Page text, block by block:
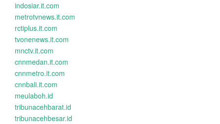
indosiar.it.com
metrotvnews.it.com
rctiplus.it.com
tvonenews.it.com
mnctv.it.com
cnnmedan.it.com
cnnmetro.it.com
cnnbali.it.com
meulaboh.id
tribunacehbarat.id
tribunacehbesar.id